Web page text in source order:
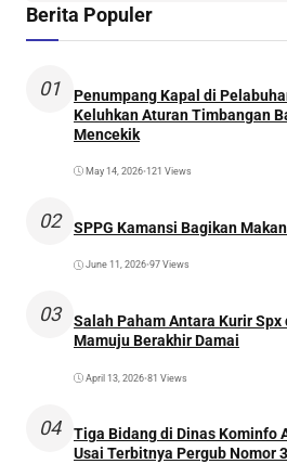
Berita Populer
01
Penumpang Kapal di
Keluhkan Aturan Timbangan
Mencekik
May 14, 2026•121 Views
02 SPPG Kamansi Bagikan
June 11, 2026•97 Views
03
Salah Paham Antara Kurir Spx
Mamuju Berakhir Damai
April 13, 2026•81 Views
04
Tiga Bidang di Dinas Kominfo
Usai Terbitnya Pergub Nomor